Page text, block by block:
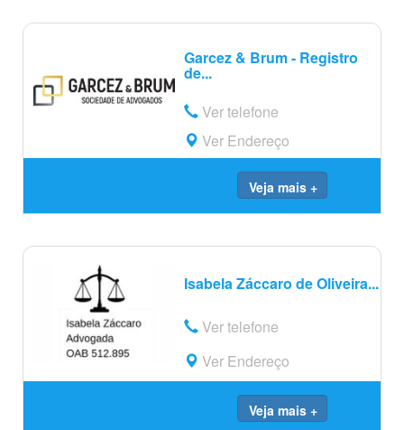
Garcez & Brum - Registro
de...
Ver telefone
Ver Endereço
Veja mais +
Isabela Záccaro de Oliveira...
Ver telefone
Ver Endereço
Veja mais +